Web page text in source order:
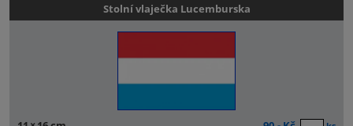
Stolní vlaječka Lucemburska